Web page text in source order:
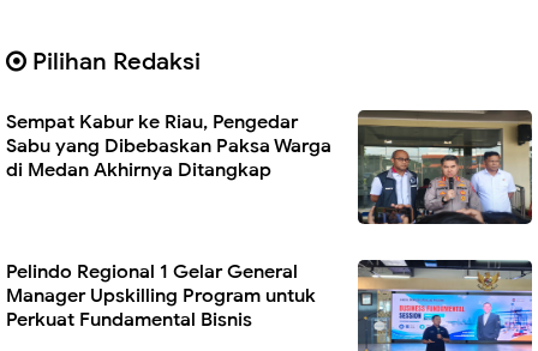
Pilihan Redaksi
Sempat Kabur ke Riau, Pengedar
Sabu yang Dibebaskan Paksa Warga
di Medan Akhirnya Ditangkap
Pelindo Regional 1 Gelar General
Manager Upskilling Program untuk
Perkuat Fundamental Bisnis